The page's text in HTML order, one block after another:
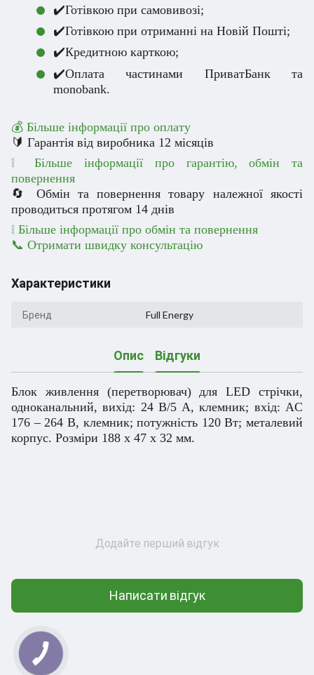
✔️Готівкою при самовивозі;
✔️Готівкою при отриманні на Новій Пошті;
✔️Кредитною карткою;
✔️Оплата частинами ПриватБанк та
monobank.
💰 Більше інформації про оплату
🔰 Гарантія від виробника 12 місяців
❕ Більше інформації про гарантію, обмін та
повернення
🔄 Обмін та повернення товару належної якості
проводиться протягом 14 днів
❕ Більше інформації про обмін та повернення
📞 Отримати швидку консультацію
Характеристики
Бренд Full Energy
Опис Відгуки
Блок живлення (перетворювач) для LED стрічки,
одноканальний, вихід: 24 В/5 А, клемник; вхід: AC
176 – 264 В, клемник; потужність 120 Вт; металевий
корпус. Розміри 188 x 47 x 32 мм.
Додайте перший відгук
Написати відгук